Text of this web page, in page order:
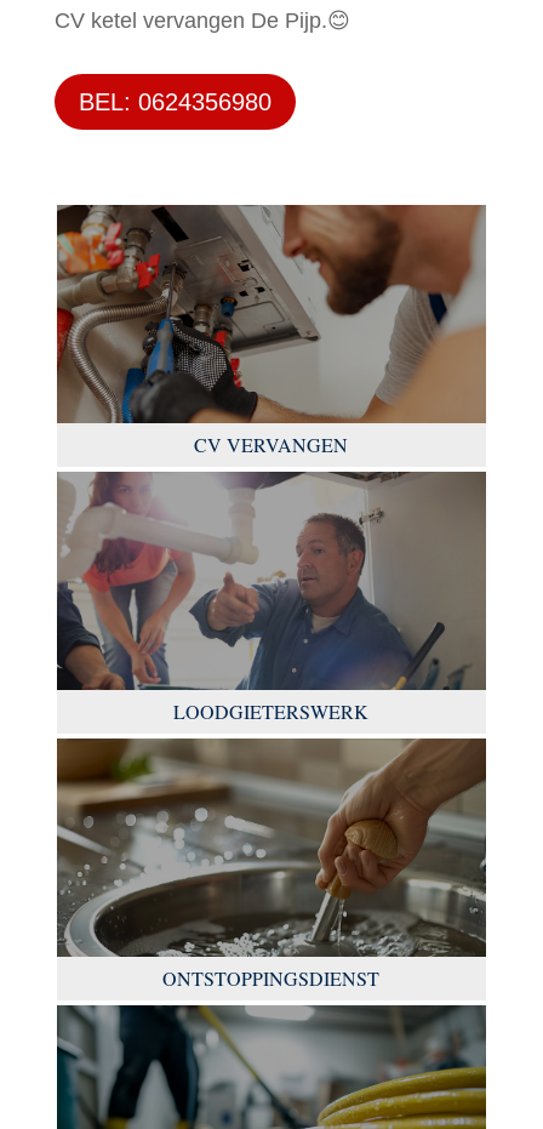
CV ketel vervangen De Pijp.😊
BEL: 0624356980
CV VERVANGEN
LOODGIETERSWERK
ONTSTOPPINGSDIENST